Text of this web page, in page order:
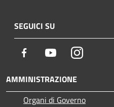
SEGUICI SU
Facebook YoutubeInstagram
AMMINISTRAZIONE
Organi di Governo